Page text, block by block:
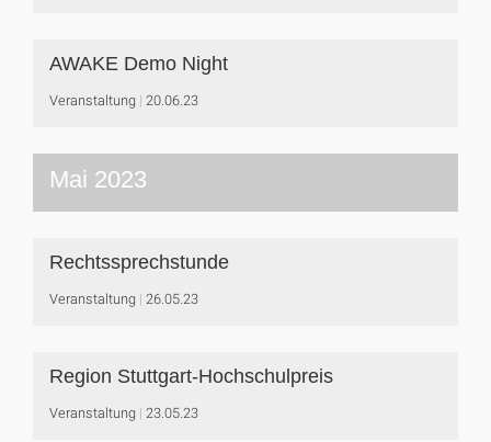
AWAKE Demo Night
Veranstaltung 20.06.23
Mai 2023
Rechtssprechstunde
Veranstaltung 26.05.23
Region Stuttgart-Hochschulpreis
Veranstaltung 23.05.23